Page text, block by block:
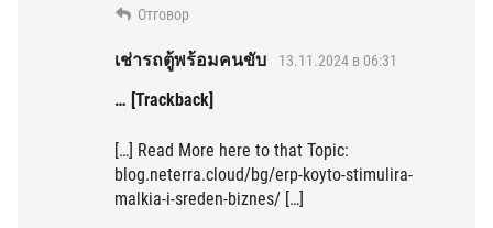
Отговор
เช่ารถตู้พร้อมคนขับ 13.11.2024 в 06:31
… [Trackback]
[…] Read More here to that Topic:
blog.neterra.cloud/bg/erp-koyto-stimulira-
malkia-i-sreden-biznes/ […]